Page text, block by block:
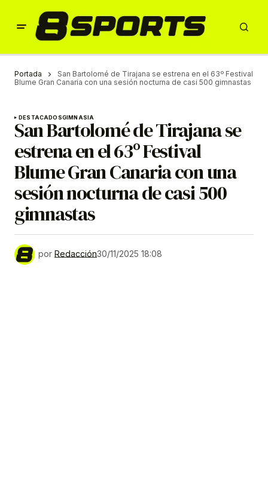
Portada
San Bartolomé de Tirajana se estrena en el 63º Festival
Blume Gran Canaria con una sesión nocturna de casi 500 gimnastas
DESTACADOSGIMNASIA
San Bartolomé de Tirajana se
estrena en el 63º Festival
Blume Gran Canaria con una
sesión nocturna de casi 500
gimnastas
por Redacción30/11/2025 18:08